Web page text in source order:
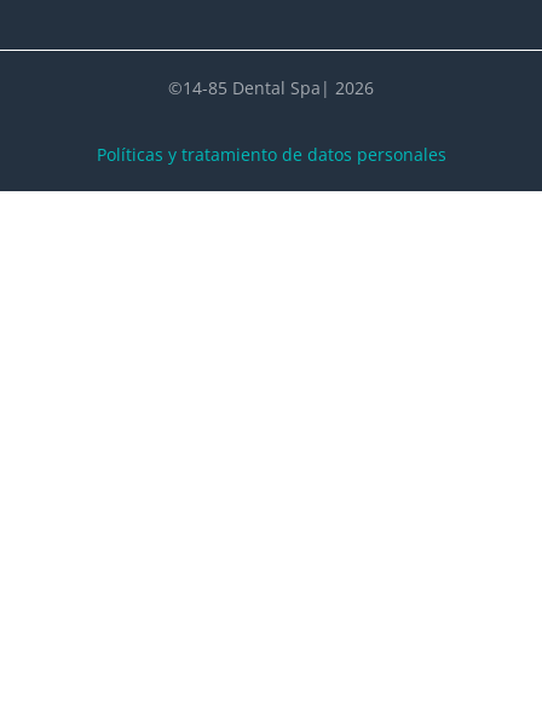
©14-85 Dental Spa| 2026
Políticas y tratamiento de datos personales